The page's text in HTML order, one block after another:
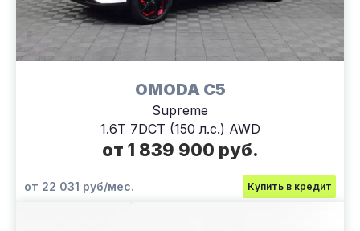
OMODA C5
Supreme
1.6T 7DCT (150 л.с.) AWD
от 1 839 900 руб.
от 22 031 руб/мес. Купить в кредит